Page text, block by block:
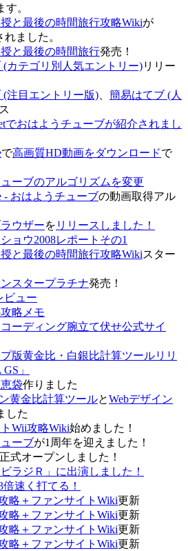
。
と最後の時間旅行攻略Wikiが
ました。
と最後の時間旅行発売！
(カテゴリ別人気エントリー)リリー
(注目エントリー版)
簡易はてブ (人
でおはようチューブが紹介されまし
で高画質HD動画をダウンロードで
ーブのアルゴリズムを変更
- おはようチューブの動画取得アル
ウザーを リリースしました！
ョウ2008レポートその1
と最後の時間旅行攻略Wikiスター
スタープラチナ発売！
ビュー
略メモ
ーディング腕立て伏せ公式サイ
版黄金比・白銀比計算ツールリリ
GS」
袋作りました
黄金比計算ツールとWebデザイン
した
Wii攻略Wiki始めました！
ーブが1周年を迎えました！
正式オープンしました！
ラジＲ」に出演しました！
速く打てる！
略＋ファンサイトWiki更新
略＋ファンサイトWiki更新
略＋ファンサイトWiki更新
略＋ファンサイトWiki更新